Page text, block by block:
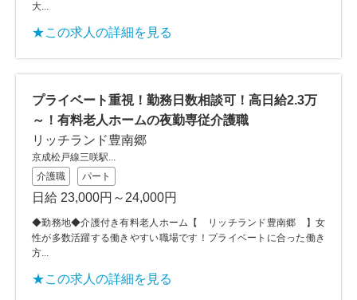
大...
★この求人の詳細を見る
プライベート重視！勤務日数相談可！高日給2.3万
～！有料老人ホームの夜勤専従介護職
リッチランド豊南郷
京成松戸線三咲駅...
介護職
パート
日給 23,000円～24,000円
◆勤務地◆介護付き有料老人ホーム【 リッチランド豊南郷 】女
性が多数活躍する働きやすい職場です！プライベートに合った働き
方...
★この求人の詳細を見る